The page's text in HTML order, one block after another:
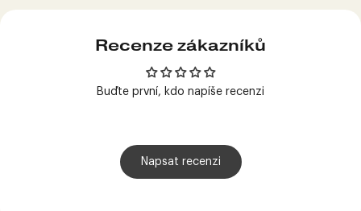
Recenze zákazníků
Buďte první, kdo napíše recenzi
Napsat recenzi